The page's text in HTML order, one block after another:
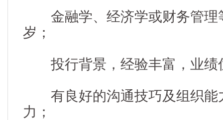
金融学、经济学或财务管理
岁；
投行背景，经验丰富，业绩
有良好的沟通技巧及组织能
力；